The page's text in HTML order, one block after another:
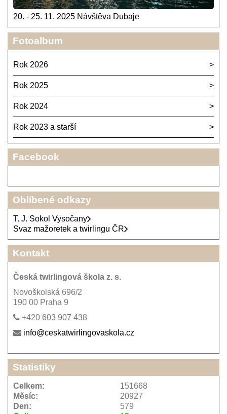
20. - 25. 11. 2025 Návštěva Dubaje
Fotoalbum
Rok 2026
Rok 2025
Rok 2024
Rok 2023 a starší
Facebook
Oblíbené odkazy
T. J. Sokol Vysočany
Svaz mažoretek a twirlingu ČR
Kontakt
Česká twirlingová škola z. s.
Novoškolská 696/2
190 00 Praha 9
+420 603 907 438
info@ceskatwirlingovaskola.cz
Statistiky
Celkem:
151668
Měsíc:
20927
Den:
579